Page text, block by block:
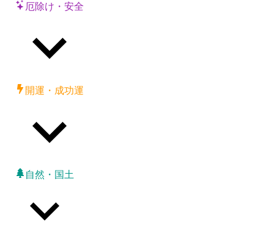
厄除け・安全
開運・成功運
自然・国土